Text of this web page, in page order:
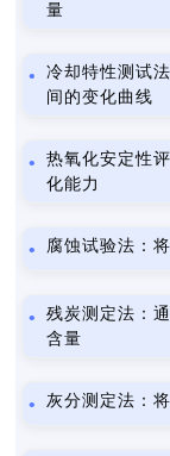
量
冷却特性测试
间的变化曲线
热氧化安定性
化能力
腐蚀试验法：
残炭测定法：
含量
灰分测定法：